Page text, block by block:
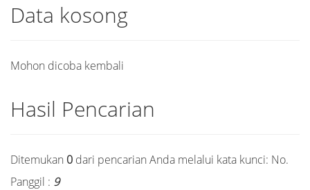
Data kosong
Mohon dicoba kembali
Hasil Pencarian
Ditemukan 0 dari pencarian Anda melalui kata kunci: No.
Panggil : 9